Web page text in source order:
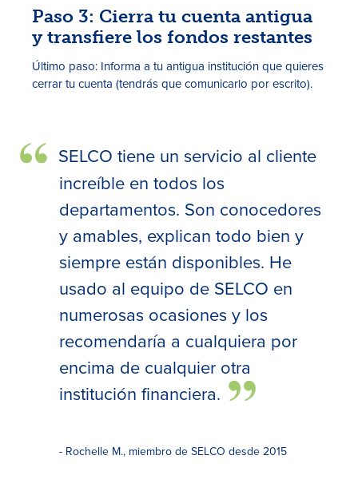
Contáctanos
Hazte miembro
Registrarse en la banca digital
Paso 3: Cierra tu cuenta antigua
y transfiere los fondos restantes
Último paso: Informa a tu antigua institución que quieres
cerrar tu cuenta (tendrás que comunicarlo por escrito).
SELCO tiene un servicio al cliente
increíble en todos los
departamentos. Son conocedores
y amables, explican todo bien y
siempre están disponibles. He
usado al equipo de SELCO en
numerosas ocasiones y los
recomendaría a cualquiera por
encima de cualquier otra
institución financiera.
- Rochelle M., miembro de SELCO desde 2015